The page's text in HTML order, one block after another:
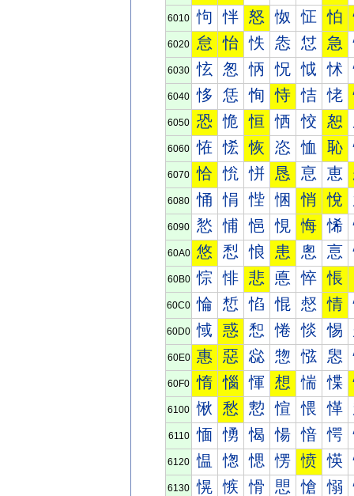
6010 怐 怑 怒 怓 怔 怕
6020 怠 怡 怢 怣 怤 急
6030 怰 怱 怲 怳 怴 怵
6040 恀 恁 恂 恃 恄 恅
6050 恐 恑 恒 恓 恔 恕
6060 恠 恡 恢 恣 恤 恥
6070 恰 恱 恲 恳 恴 恵
6080 悀 悁 悂 悃 悄 悅
6090 悐 悑 悒 悓 悔 悕
60A0 悠 悡 悢 患 悤 悥
60B0 悰 悱 悲 悳 悴 悵
60C0 惀 惁 惂 惃 惄 情
60D0 惐 惑 惒 惓 惔 惕
60E0 惠 惡 惢 惣 惤 惥
60F0 惰 惱 惲 想 惴 惵
6100 愀 愁 愂 愃 愄 愅
6110 愐 愑 愒 愓 愔 愕
6120 愠 愡 愢 愣 愤 愥
6130 愰 愱 愲 愳 愴 愵